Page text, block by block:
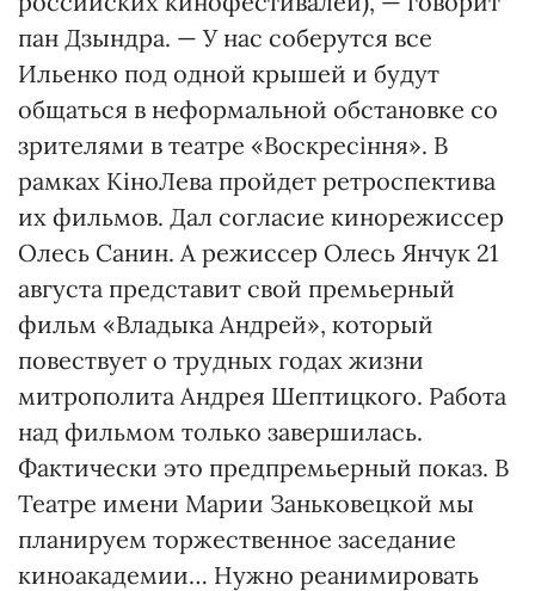
пан Дзындра. — У нас соберутся все
Ильенко под одной крышей и будут
общаться в неформальной обстановке со
зрителями в театре «Воскресіння». В
рамках КіноЛева пройдет ретроспектива
их фильмов. Дал согласие кинорежиссер
Олесь Санин. А режиссер Олесь Янчук 21
августа представит свой премьерный
фильм «Владыка Андрей», который
повествует о трудных годах жизни
митрополита Андрея Шептицкого. Работа
над фильмом только завершилась.
Фактически это предпремьерный показ. В
Театре имени Марии Заньковецкой мы
планируем торжественное заседание
киноакадемии… Нужно реанимировать